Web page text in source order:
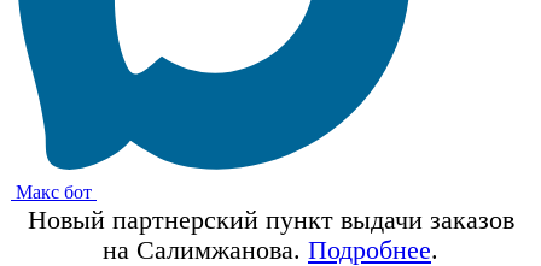
Макс бот
Новый партнерский пункт выдачи заказов
на Салимжанова. Подробнее.